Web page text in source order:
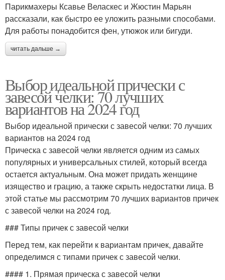
Парикмахеры Ксавье Веласкес и Жюстин Марьян
рассказали, как быстро ее уложить разными способами.
Для работы понадобится фен, утюжок или бигуди.
читать дальше →
Выбор идеальной прически с
завесой челки: 70 лучших
вариантов на 2024 год
Выбор идеальной прически с завесой челки: 70 лучших
вариантов на 2024 год
Прическа с завесой челки является одним из самых
популярных и универсальных стилей, который всегда
остается актуальным. Она может придать женщине
изящество и грацию, а также скрыть недостатки лица. В
этой статье мы рассмотрим 70 лучших вариантов причек
с завесой челки на 2024 год.
### Типы причек с завесой челки
Перед тем, как перейти к вариантам причек, давайте
определимся с типами причек с завесой челки.
#### 1. Прямая прическа с завесой челки